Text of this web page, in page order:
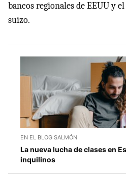
bancos regionales de EEUU y
suizo.
EN EL BLOG SALMÓN
La nueva lucha de clases en
inquilinos